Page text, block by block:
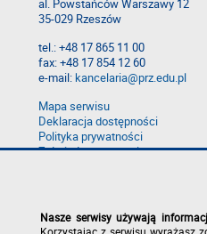
al. Powstańców Warszawy 12
35-029 Rzeszów
tel.: +48 17 865 11 00
fax: +48 17 854 12 60
e-mail:kancelaria@prz.edu.pl
Mapa serwisu
Deklaracja dostępności
Polityka prywatności
Zgłoś błąd na stronie
Nasze serwisy używają